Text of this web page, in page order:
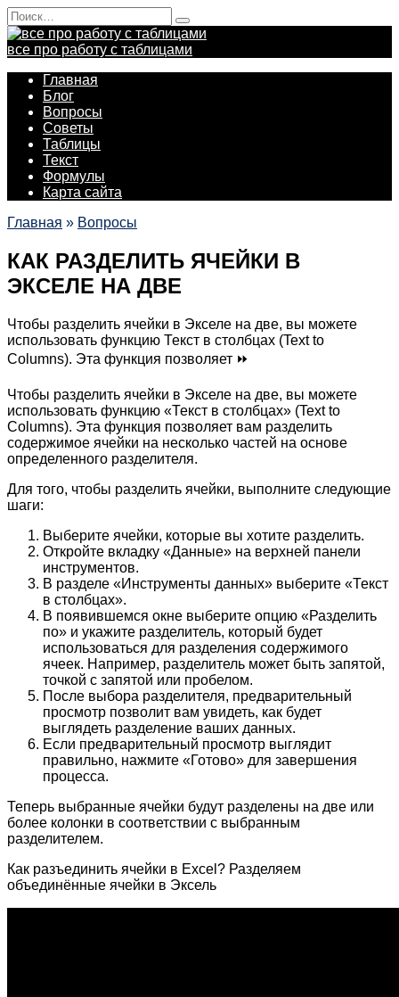
Перейти
к
содержанию
Search
for:
все про работу с таблицами
Главная
Блог
Вопросы
Советы
Таблицы
Текст
Формулы
Карта сайта
Главная » Вопросы
КАК РАЗДЕЛИТЬ ЯЧЕЙКИ В
ЭКСЕЛЕ НА ДВЕ
Чтобы разделить ячейки в Экселе на две, вы можете
использовать функцию Текст в столбцах (Text to
Columns). Эта функция позволяет ⏩
Чтобы разделить ячейки в Экселе на две, вы можете
использовать функцию «Текст в столбцах» (Text to
Columns). Эта функция позволяет вам разделить
содержимое ячейки на несколько частей на основе
определенного разделителя.
Для того, чтобы разделить ячейки, выполните следующие
шаги:
Выберите ячейки, которые вы хотите разделить.
Откройте вкладку «Данные» на верхней панели
инструментов.
В разделе «Инструменты данных» выберите «Текст
в столбцах».
В появившемся окне выберите опцию «Разделить
по» и укажите разделитель, который будет
использоваться для разделения содержимого
ячеек. Например, разделитель может быть запятой,
точкой с запятой или пробелом.
После выбора разделителя, предварительный
просмотр позволит вам увидеть, как будет
выглядеть разделение ваших данных.
Если предварительный просмотр выглядит
правильно, нажмите «Готово» для завершения
процесса.
Теперь выбранные ячейки будут разделены на две или
более колонки в соответствии с выбранным
разделителем.
Как разъединить ячейки в Excel? Разделяем
объединённые ячейки в Эксель